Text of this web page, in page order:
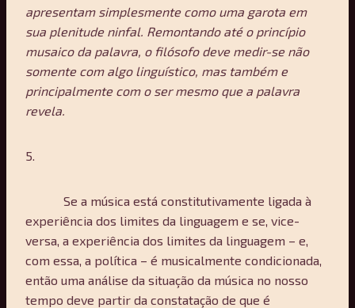
apresentam simplesmente como uma garota em
sua plenitude ninfal. Remontando até o princípio
musaico da palavra, o filósofo deve medir-se não
somente com algo linguístico, mas também e
principalmente com o ser mesmo que a palavra
revela.
5.
Se a música está constitutivamente ligada à
experiência dos limites da linguagem e se, vice-
versa, a experiência dos limites da linguagem – e,
com essa, a política – é musicalmente condicionada,
então uma análise da situação da música no nosso
tempo deve partir da constatação de que é